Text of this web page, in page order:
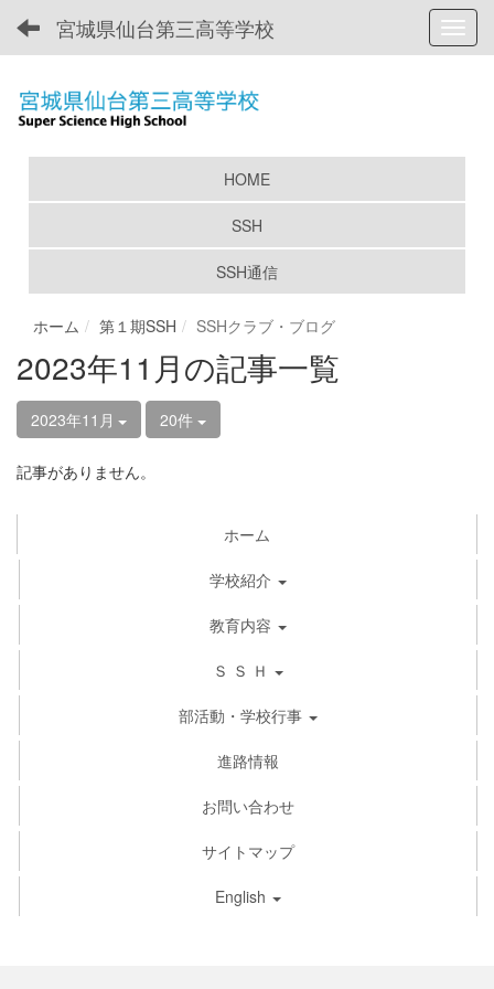
宮城県仙台第三高等学校
HOME
SSH
SSH通信
ホーム 第１期SSH SSHクラブ・ブログ
2023年11月の記事一覧
2023年11月 20件
記事がありません。
ホーム
学校紹介
教育内容
Ｓ Ｓ Ｈ
部活動・学校行事
進路情報
お問い合わせ
サイトマップ
English